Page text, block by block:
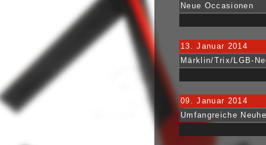
Neue Occasionen
13. Januar 2014
Märklin/Trix/LGB-
09. Januar 2014
Umfangreiche